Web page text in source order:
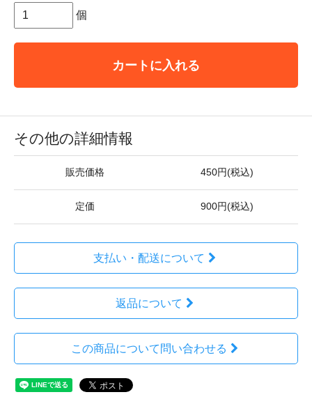
個
カートに入れる
その他の詳細情報
販売価格 450円(税込)
定価 900円(税込)
支払い・配送について
返品について
この商品について問い合わせる